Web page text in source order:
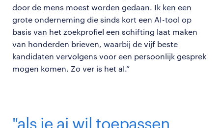
door de mens moest worden gedaan. Ik ken een
grote onderneming die sinds kort een AI-tool op
basis van het zoekprofiel een schifting laat maken
van honderden brieven, waarbij de vijf beste
kandidaten vervolgens voor een persoonlijk gesprek
mogen komen. Zo ver is het al.”
"als je ai wil toepassen